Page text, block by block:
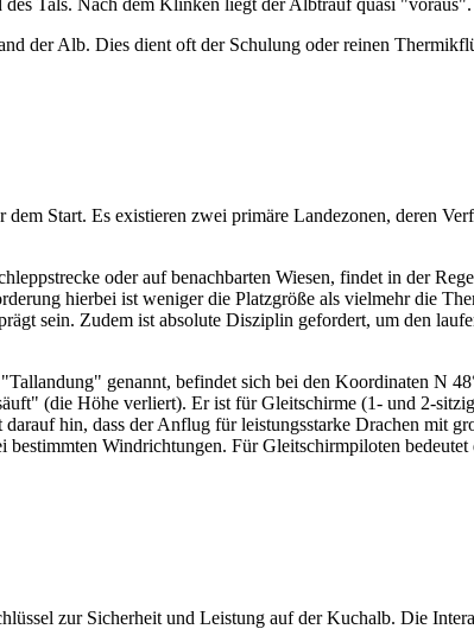
Tals. Nach dem Klinken liegt der Albtrauf quasi
der Alb. Dies dient oft der Schulung oder reinen
Start. Es existieren zwei primäre Landezonen, deren
oder auf benachbarten Wiesen, findet in der
hierbei ist weniger die Platzgröße als vielmehr die
sein. Zudem ist absolute Disziplin gefordert, um den
genannt, befindet sich bei den Koordinaten N
(die Höhe verliert). Er ist für Gleitschirme (1- und 2-
hin, dass der Anflug für leistungsstarke Drachen mit
Windrichtungen. Für Gleitschirmpiloten
zur Sicherheit und Leistung auf der Kuchalb. Die